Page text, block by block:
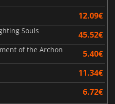
12.09€
Souls 45.52€
of the Archon 5.40€
11.34€
6.72€